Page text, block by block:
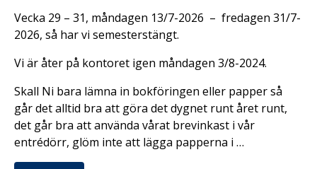
Vecka 29 – 31, måndagen 13/7-2026 – fredagen 31/7-
2026, så har vi semesterstängt.
Vi är åter på kontoret igen måndagen 3/8-2024.
Skall Ni bara lämna in bokföringen eller papper så
går det alltid bra att göra det dygnet runt året runt,
det går bra att använda vårat brevinkast i vår
entrédörr, glöm inte att lägga papperna i …